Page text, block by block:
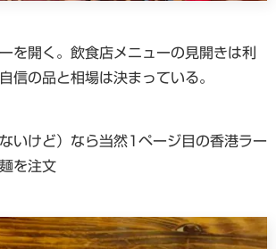
を開く。飲食店メニューの見開きは利
信の品と相場は決まっている。
いけど）なら当然1ページ目の香港ラー
を注文